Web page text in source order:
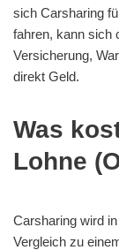
sich Carsharing
fahren, kann sich
Versicherung,
direkt Geld.
Was
Lohne
Carsharing wird
Vergleich zu